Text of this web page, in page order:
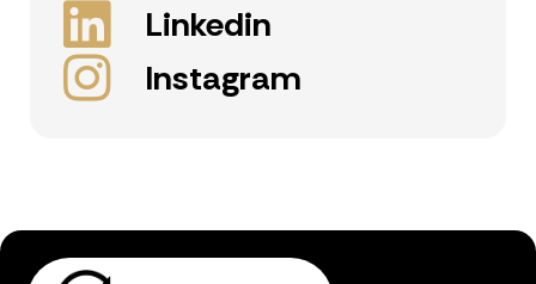
Linkedin
Instagram